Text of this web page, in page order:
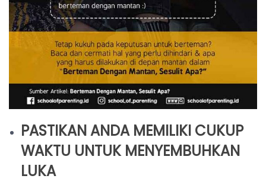
PASTIKAN ANDA MEMILIKI CUKUP
WAKTU UNTUK MENYEMBUHKAN
LUKA